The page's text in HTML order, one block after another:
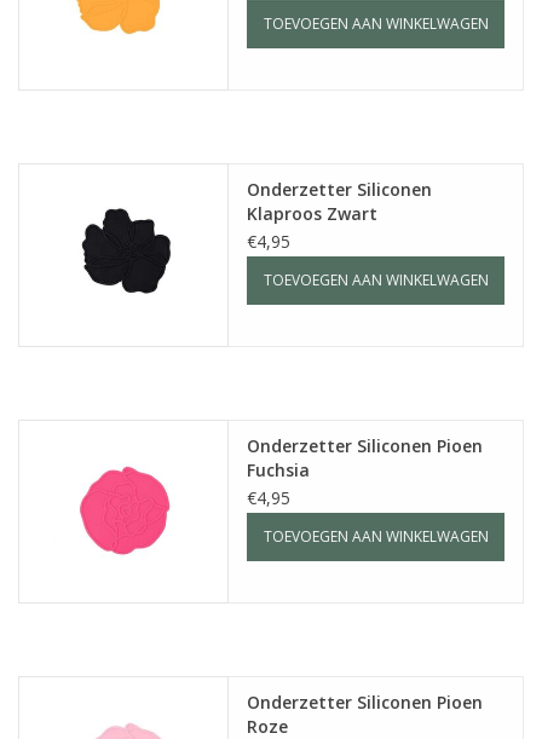
TOEVOEGEN AAN WINKELWAGEN
Onderzetter Siliconen
Klaproos Zwart
€4,95
TOEVOEGEN AAN WINKELWAGEN
Onderzetter Siliconen Pioen
Fuchsia
€4,95
TOEVOEGEN AAN WINKELWAGEN
Onderzetter Siliconen Pioen
Roze